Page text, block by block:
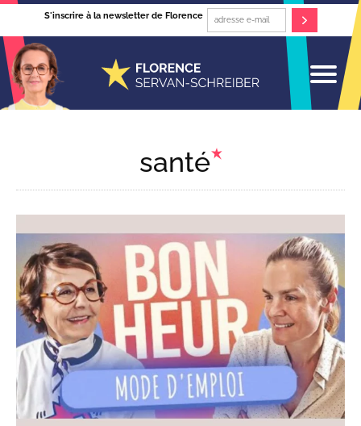
S'inscrire à la newsletter de Florence
santé